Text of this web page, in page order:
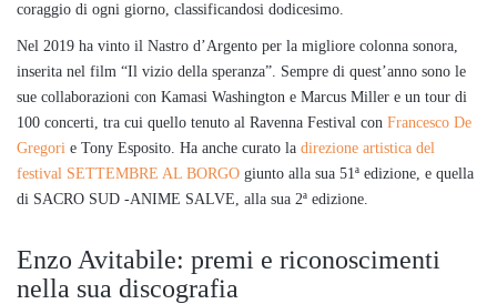
coraggio di ogni giorno, classificandosi dodicesimo.
Nel 2019 ha vinto il Nastro d’Argento per la migliore colonna sonora,
inserita nel film “Il vizio della speranza”. Sempre di quest’anno sono le
sue collaborazioni con Kamasi Washington e Marcus Miller e un tour di
100 concerti, tra cui quello tenuto al Ravenna Festival con Francesco De
Gregori e Tony Esposito. Ha anche curato la direzione artistica del
festival SETTEMBRE AL BORGO giunto alla sua 51ª edizione, e quella
di SACRO SUD -ANIME SALVE, alla sua 2ª edizione.
Enzo Avitabile: premi e riconoscimenti
nella sua discografia